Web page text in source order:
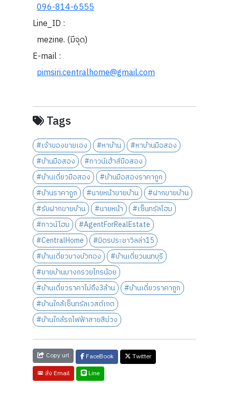
096-814-6555
Line_ID :
mezine. (มีจุด)
E-mail :
pimsiri.centralhome@gmail.com
Tags
#เจ้าของขายเอง #หาบ้าน
#หาบ้านมือสอง
#บ้านมือสอง
#ทาวน์เฮ้าส์มือสอง
#บ้านเดี่ยวมือสอง
#บ้านมือสองราคาถูก
#บ้านราคาถูก
#นายหน้าขายบ้าน
#ฝากขายบ้าน
#รับฝากขายบ้าน
#นายหน้า
#เซ็นทรัลโฮม
#ทาวน์โฮม
#AgentForRealEstate
#CentralHome
#มิตรประชาวิลล่า15
#บ้านเดี่ยวบางบัวทอง
#บ้านเดี่ยวนนทบุรี
#ขายบ้านบางกรวยไทรน้อย
#บ้านเดี่ยวราคาไม่ถึง3ล้าน
#บ้านเดี่ยวราคาถูก
#บ้านใกล้เซ็นทรัลเวสต์เกต
#บ้านใกล้รถไฟฟ้าสายสีม่วง
Copy url FaceBook
Twitter
ส่ง Email
Line